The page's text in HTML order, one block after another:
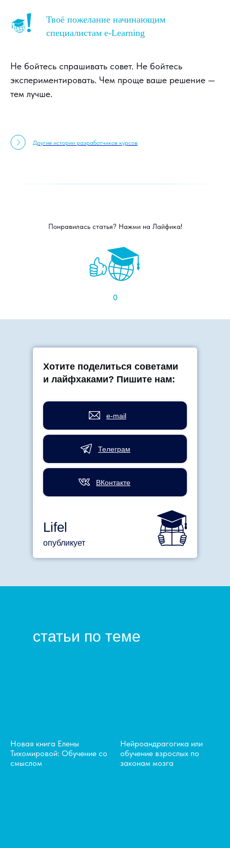
Твоё пожелание начинающим
специалистам e-Learning
Не бойтесь спрашивать совет. Не бойтесь
экспериментировать. Чем проще ваше решение —
тем лучше.
Другие истории разработчиков курсов
Понравилась статья? Нажми на Лайфика!
0
Хотите поделиться советами
и лайфхаками? Пишите нам:
Телеграм
ВКонтакте
Lifel
опубликует
e-mail
статьи по теме
Новая книга Елены
Тихомировой: Обучение со
смыслом
Нейроандрагогика или
обучение взрослых по
законам мозга